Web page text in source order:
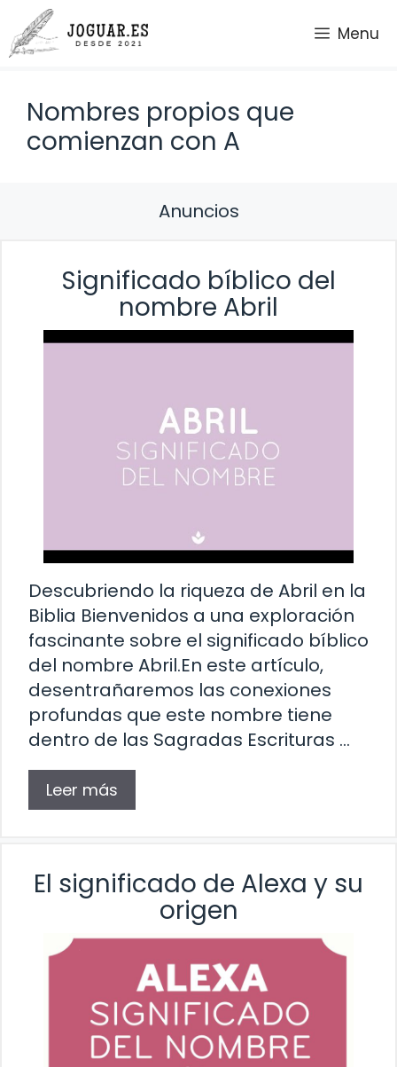
Saltar
al
contenido
Menu
Nombres propios que
comienzan con A
Anuncios
Significado bíblico del
nombre Abril
Descubriendo la riqueza de Abril en la
Biblia Bienvenidos a una exploración
fascinante sobre el significado bíblico
del nombre Abril.En este artículo,
desentrañaremos las conexiones
profundas que este nombre tiene
dentro de las Sagradas Escrituras …
Leer más
El significado de Alexa y su
origen